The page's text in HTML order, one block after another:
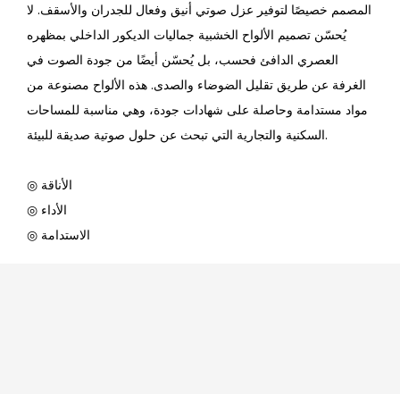
المصمم خصيصًا لتوفير عزل صوتي أنيق وفعال للجدران والأسقف. لا
يُحسّن تصميم الألواح الخشبية جماليات الديكور الداخلي بمظهره
العصري الدافئ فحسب، بل يُحسّن أيضًا من جودة الصوت في
الغرفة عن طريق تقليل الضوضاء والصدى. هذه الألواح مصنوعة من
مواد مستدامة وحاصلة على شهادات جودة، وهي مناسبة للمساحات
السكنية والتجارية التي تبحث عن حلول صوتية صديقة للبيئة.
◎ الأناقة
◎ الأداء
◎ الاستدامة